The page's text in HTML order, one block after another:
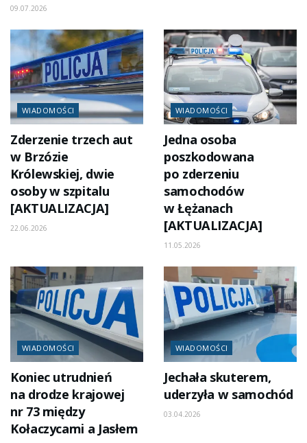
09.07.2026
WIADOMOŚCI
Zderzenie trzech aut
w Brzózie
Królewskiej, dwie
osoby w szpitalu
[AKTUALIZACJA]
22.06.2026
WIADOMOŚCI
Jedna osoba
poszkodowana
po zderzeniu
samochodów
w Łężanach
[AKTUALIZACJA]
11.05.2026
WIADOMOŚCI
Koniec utrudnień
na drodze krajowej
nr 73 między
Kołaczycami a Jasłem
WIADOMOŚCI
Jechała skuterem,
uderzyła w samochód
03.04.2026